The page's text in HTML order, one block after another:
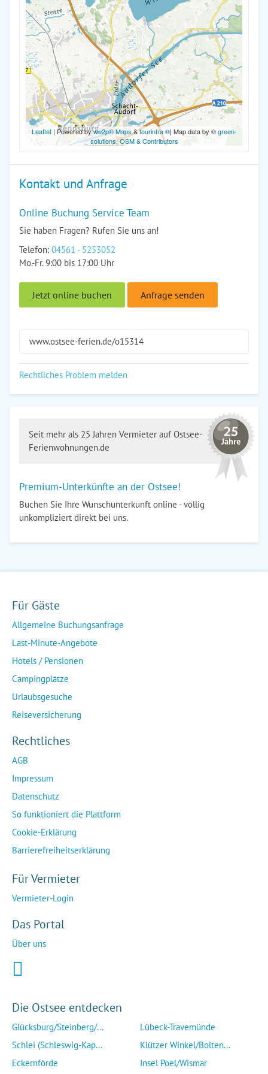
Leaflet| Powered bywe2p® Maps&tourinfra ®| Map data by ©green-
solutions,OSM & Contributors
Kontakt und Anfrage
Online Buchung Service Team
Sie haben Fragen? Rufen Sie uns an!
Telefon: 04561 - 5253052
Mo.-Fr. 9:00 bis 17:00 Uhr
Jetzt online buchen Anfrage senden
www.ostsee-ferien.de/o15314
Rechtliches Problem melden
Seit mehr als 25 Jahren Vermieter auf Ostsee-
Ferienwohnungen.de
Premium-Unterkünfte an der Ostsee!
Buchen Sie Ihre Wunschunterkunft online - völlig
unkompliziert direkt bei uns.
Für Gäste
Allgemeine Buchungsanfrage
Last-Minute-Angebote
Hotels / Pensionen
Campingplätze
Urlaubsgesuche
Reiseversicherung
Rechtliches
AGB
Impressum
Datenschutz
So funktioniert die Plattform
Cookie-Erklärung
Barrierefreiheitserklärung
Für Vermieter
Vermieter-Login
Das Portal
Über uns
Die Ostsee entdecken
Glücksburg/Steinberg/...
Schlei (Schleswig-Kap...
Eckernförde
Lübeck-Travemünde
Klützer Winkel/Bolten...
Insel Poel/Wismar